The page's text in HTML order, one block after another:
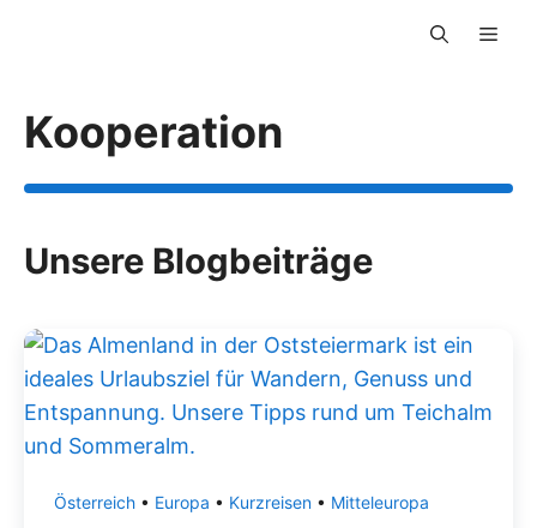
Kooperation
Unsere Blogbeiträge
Österreich • Europa • Kurzreisen • Mitteleuropa